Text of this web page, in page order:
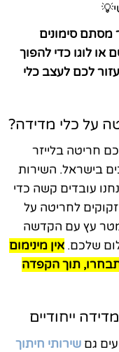
מסתם סימונים
או לוגו כדי להפוך
לכם לעצב כלי
על כלי מדידה?
חריטה בלייזר
בישראל. השירות
עובדים קשה כדי
לחריטה על
עץ עם הקדשה
שלכם. אין מינימום
תוך הקפדה
ייחודיים
גם שירותי חיתוך